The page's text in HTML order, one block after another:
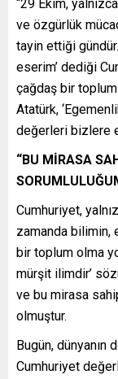
“29 Ekim,
ve özgürlük
tayin ettiği
eserim’ dediği
çağdaş bir toplum
Atatürk,
değerleri bizlere
“BU MİRASA
Cumhuriyet,
zamanda bilimin,
bir toplum olma
mürşit ilimdir’
ve bu mirasa
olmuştur.
Bugün, dünyanın
Cumhuriyet